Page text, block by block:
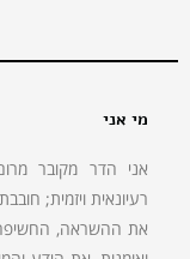
מי אני
אני הדר מקובר
רעיונאית ויזמית;
את ההשראה, החשיפה